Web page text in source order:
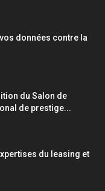
données contre la
du Salon de
de prestige...
du leasing et